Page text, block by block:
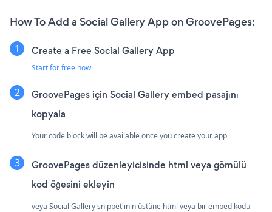
How To Add a Social Gallery App on GroovePages:
Create a Free Social Gallery App
Start for free now
GroovePages için Social Gallery embed pasajını
kopyala
Your code block will be available once you create your app
GroovePages düzenleyicisinde html veya gömülü
kod öğesini ekleyin
veya Social Gallery snippet'inin üstüne html veya bir embed kodu